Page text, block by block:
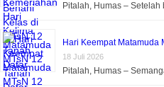
Pitalah, Humas –
Hari Keempat Matamuda
18 Juli 2026
Pitalah, Humas –